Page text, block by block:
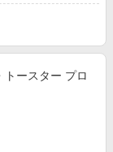
トースター プロ